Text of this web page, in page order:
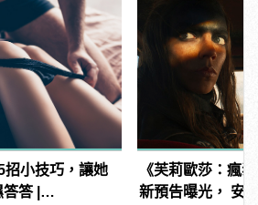
招小技巧，讓她
答 |
《芙莉歐莎：瘋
新預告曝光， 安